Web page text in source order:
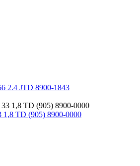
2.4 JTD 8900-1843
TD (905) 8900-0000